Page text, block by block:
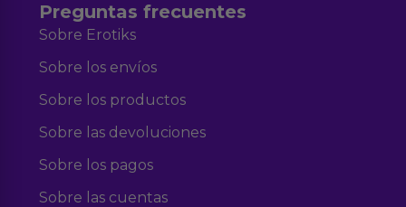
Preguntas frecuentes
Sobre Erotiks
Sobre los envíos
Sobre los productos
Sobre las devoluciones
Sobre los pagos
Sobre las cuentas